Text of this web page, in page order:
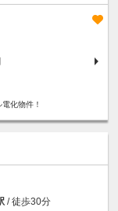
化物件！
/ 徒歩30分